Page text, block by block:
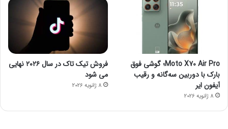
Moto X70 Air Pro؛ گوشی فوق
بارک با دوربین سه‌گانه و رقیب
آیفون ایر
8 ژانویه 2026
فروش تیک تاک در سال ۲۰۲۶ نهایی
می شود
8 ژانویه 2026